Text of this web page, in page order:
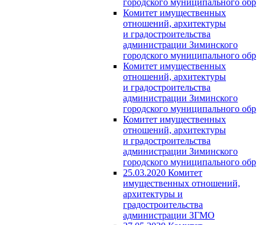
Комитет имущественных
отношений, архитектуры
и градостроительства
администрации Зиминского
городского муниципального обр
Комитет имущественных
отношений, архитектуры
и градостроительства
администрации Зиминского
городского муниципального обр
Комитет имущественных
отношений, архитектуры
и градостроительства
администрации Зиминского
городского муниципального обр
25.03.2020 Комитет
имущественных отношений,
архитектуры и
градостроительства
администрации ЗГМО